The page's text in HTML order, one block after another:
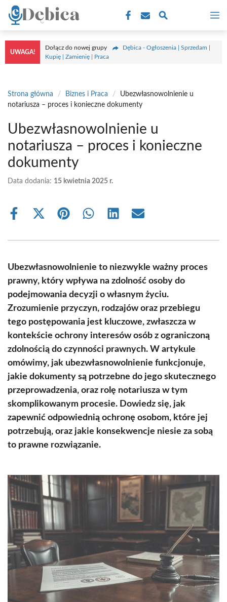
Przejdź
treści
UWAGA!
Dołącz do nowej grupy
Dębica - Ogłoszenia | Sprzedam |
Kupię | Zamienię | Praca
Strona główna / Biznes i Praca /
Ubezwłasnowolnienie u
notariusza – proces i konieczne dokumenty
Ubezwłasnowolnienie u
notariusza – proces i konieczne
dokumenty
Data dodania: 15 kwietnia 2025 r.
Share
Share
(Twitter)
Share Share Share Share
Ubezwłasnowolnienie to niezwykle ważny proces
prawny, który wpływa na zdolność osoby do
podejmowania decyzji o własnym życiu.
Zrozumienie przyczyn, rodzajów oraz przebiegu
tego postępowania jest kluczowe, zwłaszcza w
kontekście ochrony interesów osób z ograniczoną
zdolnością do czynności prawnych. W artykule
omówimy, jak ubezwłasnowolnienie funkcjonuje,
jakie dokumenty są potrzebne do jego skutecznego
przeprowadzenia, oraz rolę notariusza w tym
skomplikowanym procesie. Dowiedz się, jak
zapewnić odpowiednią ochronę osobom, które jej
potrzebują, oraz jakie konsekwencje niesie za sobą
to prawne rozwiązanie.